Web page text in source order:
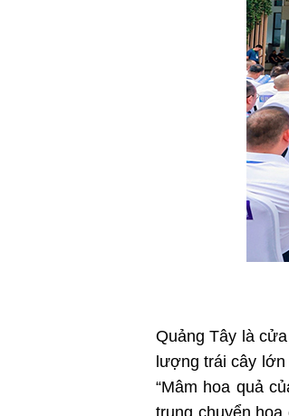
Quảng Tây là
lượng trái cây
“Mâm hoa quả
trung chuyển